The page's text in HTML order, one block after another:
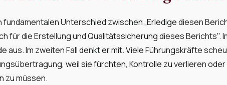
fundamentalen Unterschied zwischen „Erledige diesen
für die Erstellung und Qualitätssicherung dieses Berichts".
aus. Im zweiten Fall denkt er mit. Viele Führungskräfte
weil sie fürchten, Kontrolle zu verlieren
zu müssen.